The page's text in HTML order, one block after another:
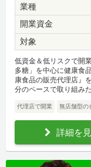
業種
開業資金
対象
低資金＆低リスクで開
多糖」を中心に健康食
康食品の販売代理店』
分のペースで取り組み
代理店で開業 無店舗型の
詳細を